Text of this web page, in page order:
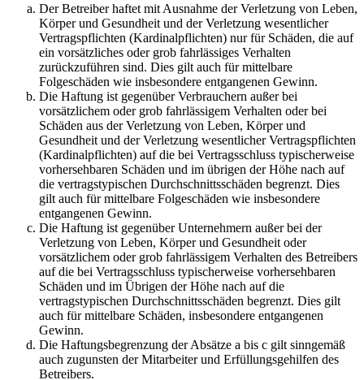
Der Betreiber haftet mit Ausnahme der Verletzung von Leben,
Körper und Gesundheit und der Verletzung wesentlicher
Vertragspflichten (Kardinalpflichten) nur für Schäden, die auf
ein vorsätzliches oder grob fahrlässiges Verhalten
zurückzuführen sind. Dies gilt auch für mittelbare
Folgeschäden wie insbesondere entgangenen Gewinn.
Die Haftung ist gegenüber Verbrauchern außer bei
vorsätzlichem oder grob fahrlässigem Verhalten oder bei
Schäden aus der Verletzung von Leben, Körper und
Gesundheit und der Verletzung wesentlicher Vertragspflichten
(Kardinalpflichten) auf die bei Vertragsschluss typischerweise
vorhersehbaren Schäden und im übrigen der Höhe nach auf
die vertragstypischen Durchschnittsschäden begrenzt. Dies
gilt auch für mittelbare Folgeschäden wie insbesondere
entgangenen Gewinn.
Die Haftung ist gegenüber Unternehmern außer bei der
Verletzung von Leben, Körper und Gesundheit oder
vorsätzlichem oder grob fahrlässigem Verhalten des Betreibers
auf die bei Vertragsschluss typischerweise vorhersehbaren
Schäden und im Übrigen der Höhe nach auf die
vertragstypischen Durchschnittsschäden begrenzt. Dies gilt
auch für mittelbare Schäden, insbesondere entgangenen
Gewinn.
Die Haftungsbegrenzung der Absätze a bis c gilt sinngemäß
auch zugunsten der Mitarbeiter und Erfüllungsgehilfen des
Betreibers.